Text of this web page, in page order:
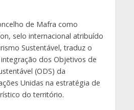
de Mafra como
selo internacional atribuído
Sustentável, traduz o
dos Objetivos de
(ODS) da
Unidas na estratégia de
do território.